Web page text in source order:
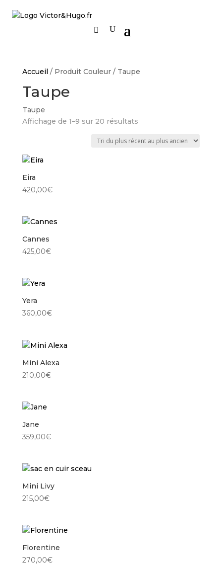
Accueil/ Produit Couleur / Taupe
Taupe
Taupe
Affichage de 1–9 sur 20 résultatsTrié
plus
Eira
420,00€
Cannes
425,00€
Yera
360,00€
Mini Alexa
210,00€
Jane
359,00€
Mini Livy
215,00€
Florentine
270,00€